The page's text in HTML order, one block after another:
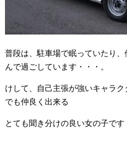
普段は、駐車場で眠っていたり
んで過ごしています・・・。
けして、自己主張が強いキャラ
でも仲良く出来る
とても聞き分けの良い女の子です